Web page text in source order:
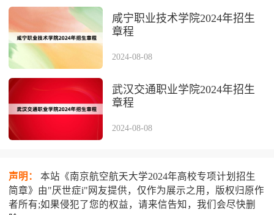
咸宁职业技术学院2024年招生
章程
2024-08-08
武汉交通职业学院2024年招生
章程
2024-08-08
声明：
本站《南京航空航天大学2024年高校专项计划招生
简章》由"厌世症i"网友提供，仅作为展示之用，版权归原作
者所有;如果侵犯了您的权益，请来信告知，我们会尽快删